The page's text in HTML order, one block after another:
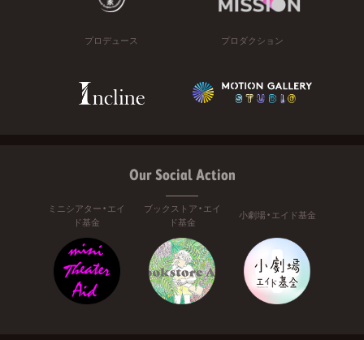
プロデュース プロダクション
Our Social Action
ミニシアター・エイ
ド基金
ブックストア・エイ
ド基金
小劇場・エイド基金